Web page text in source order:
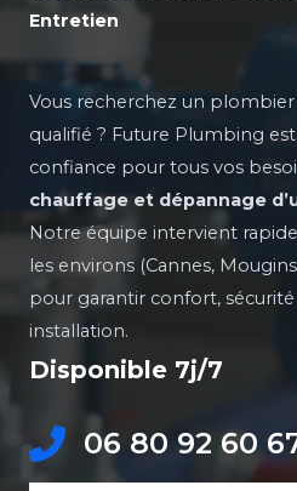
Entretien
Vous recherchez un
qualifié ? Future Plumbing
confiance pour tous vos
chauffage et dépannage
Notre équipe intervient
les environs (Cannes,
pour garantir confort,
installation.
Disponible 7j/7
06 80 92 60